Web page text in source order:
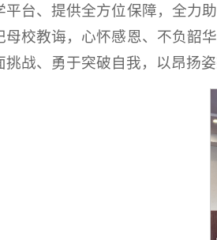
平台、提供全方位保障，全力
母校教诲，心怀感恩、不负韶
挑战、勇于突破自我，以昂扬